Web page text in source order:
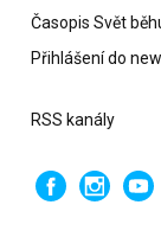
Časopis Svět
Přihlášení do
RSS kanály